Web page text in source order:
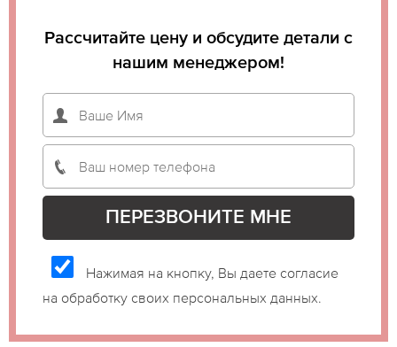
Рассчитайте цену и обсудите детали с
нашим менеджером!
Нажимая на кнопку, Вы даете согласие
на обработку своих персональных данных.